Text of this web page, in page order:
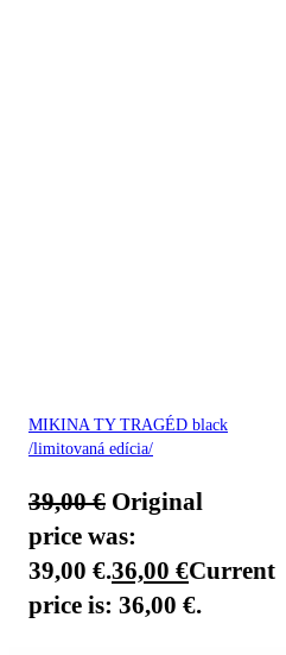
MIKINA TY TRAGÉD black
/limitovaná edícia/
39,00€ Original
price was:
39,00 €.36,00 €Current
price is: 36,00 €.